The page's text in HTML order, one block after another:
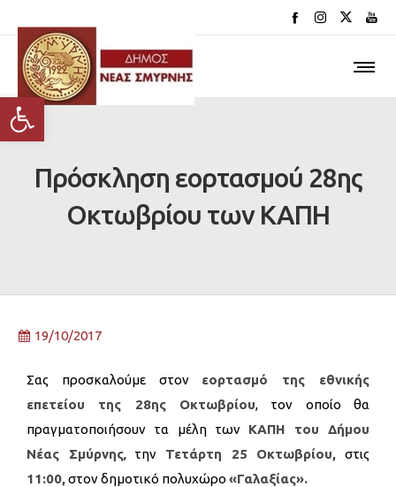
Ανοίξτε τη γραμμή εργαλείων
Πρόσκληση εορτασμού 28ης
Οκτωβρίου των ΚΑΠΗ
19/10/2017
Σας προσκαλούμε στον εορτασμό της εθνικής
επετείου της 28ης Οκτωβρίου, τον οποίο θα
πραγματοποιήσουν τα μέλη των ΚΑΠΗ του Δήμου
Νέας Σμύρνης, την Τετάρτη 25 Οκτωβρίου, στις
11:00,στον δημοτικό πολυχώρο «Γαλαξίας».